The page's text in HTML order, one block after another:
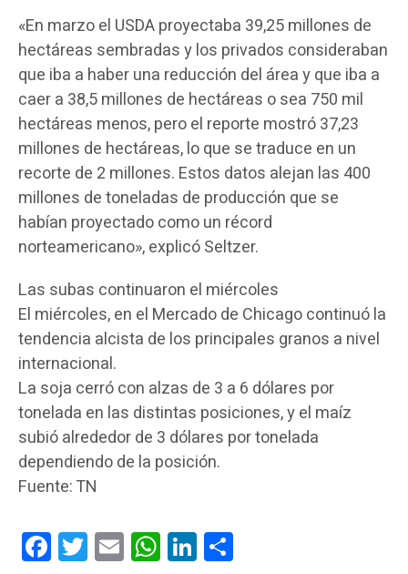
«En marzo el USDA proyectaba 39,25 millones de
hectáreas sembradas y los privados consideraban
que iba a haber una reducción del área y que iba a
caer a 38,5 millones de hectáreas o sea 750 mil
hectáreas menos, pero el reporte mostró 37,23
millones de hectáreas, lo que se traduce en un
recorte de 2 millones. Estos datos alejan las 400
millones de toneladas de producción que se
habían proyectado como un récord
norteamericano», explicó Seltzer.
Las subas continuaron el miércoles
El miércoles, en el Mercado de Chicago continuó la
tendencia alcista de los principales granos a nivel
internacional.
La soja cerró con alzas de 3 a 6 dólares por
tonelada en las distintas posiciones, y el maíz
subió alrededor de 3 dólares por tonelada
dependiendo de la posición.
Fuente: TN
FacebookTwitterEmail WhatsAppLinkedIn